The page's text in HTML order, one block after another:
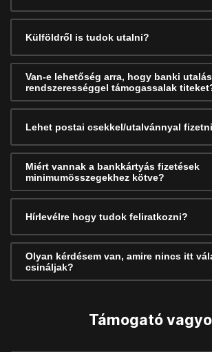
Külföldről is tudok utalni?
Van-e lehetőség arra, hogy banki
rendszerességgel támogassalak
Lehet postai csekkel/utalvánnyal
Miért vannak a bankkártyás fizetések
minimumösszegekhez kötve?
Hírlevélre hogy tudok feliratkozni?
Olyan kérdésem van, amire nincs itt
csináljak?
Támogató